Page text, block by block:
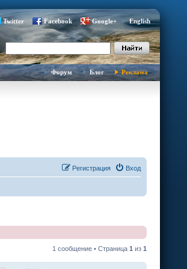
Twitter Facebook Google+ English
Форум Блог Реклама
Вход
Регистрация
1 сообщение • Страница 1 из 1